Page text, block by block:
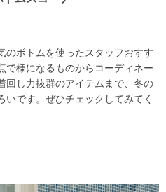
のボトムを使ったスタッフおすす
で様になるものからコーディネー
回し力抜群のアイテムまで、冬の
です。ぜひチェックしてみてく